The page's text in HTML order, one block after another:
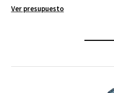
Ver presupuesto